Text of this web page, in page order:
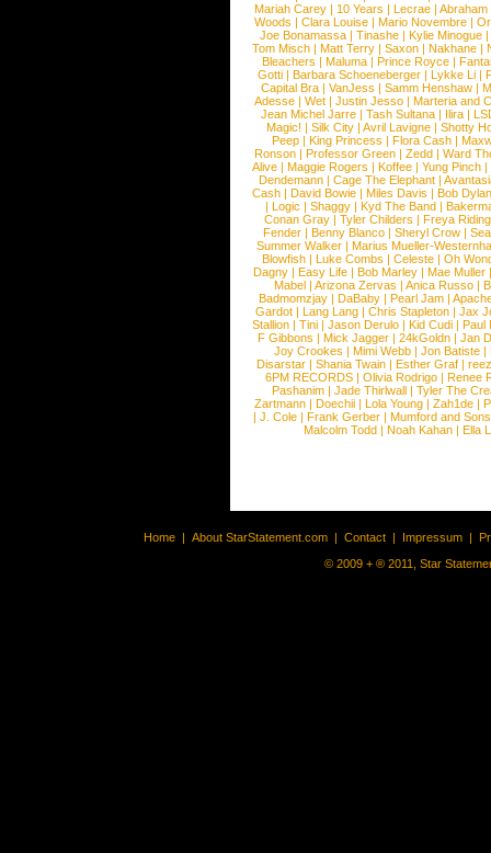
Mariah Carey | 10 Years | Lecrae | Abraham
Woods |Clara Louise |Mario Novembre |
Joe Bonamassa | Tinashe | Kylie Minogue |
Tom Misch |Matt Terry |Saxon |Nakhane |
Bleachers | Maluma | Prince Royce |
Gotti |Barbara Schoeneberger |Lykke Li |
Capital Bra |VanJess |Samm Henshaw |
Adesse |Wet |Justin Jesso |Marteria and
Jean Michel Jarre |Tash Sultana | Ilira |
Magic! | Silk City | Avril Lavigne | Shotty
Peep |King Princess |Flora Cash |
Ronson |Professor Green |Zedd |Ward
Alive |Maggie Rogers |Koffee |Yung Pinch |
Dendemann |Cage The Elephant |
Cash | David Bowie | Miles Davis | Bob Dylan
|Logic |Shaggy |Kyd The Band |
Conan Gray |Tyler Childers |Freya
Fender |Benny Blanco |Sheryl Crow |
Summer Walker |Marius Mueller-
Blowfish | Luke Combs | Celeste | Oh
Dagny |Easy Life |Bob Marley |Mae Muller
Mabel |Arizona Zervas |Anica Russo |
Badmomzjay |DaBaby |Pearl Jam |
Gardot | Lang Lang | Chris Stapleton | Jax
Stallion |Tini |Jason Derulo |Kid Cudi |Paul
F Gibbons | Mick Jagger | 24kGoldn | Jan
Joy Crookes | Mimi Webb | Jon Batiste |
Disarstar | Shania Twain | Esther Graf |
6PM RECORDS | Olivia Rodrigo | Renee
Pashanim |Jade Thirlwall |Tyler The
Zartmann | Doechii | Lola Young | Zah1de |
| J. Cole | Frank Gerber | Mumford and Sons
Malcolm Todd | Noah Kahan | Ella
Home | About StarStatement.com | Contact | Impressum |
© 2009 + ® 2011, Star